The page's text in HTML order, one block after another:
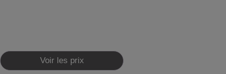
Voir les prix